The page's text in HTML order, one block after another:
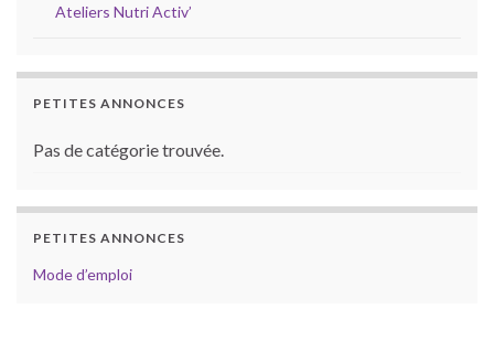
Ateliers Nutri Activ’
PETITES ANNONCES
Pas de catégorie trouvée.
PETITES ANNONCES
Mode d’emploi